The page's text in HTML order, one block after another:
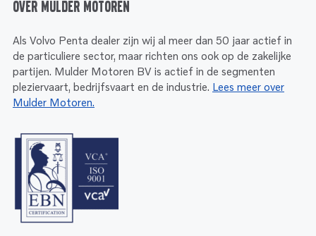
Over Mulder Motoren
Als Volvo Penta dealer zijn wij al meer dan 50 jaar actief in
de particuliere sector, maar richten ons ook op de zakelijke
partijen. Mulder Motoren BV is actief in de segmenten
pleziervaart, bedrijfsvaart en de industrie. Lees meer over
Mulder Motoren.